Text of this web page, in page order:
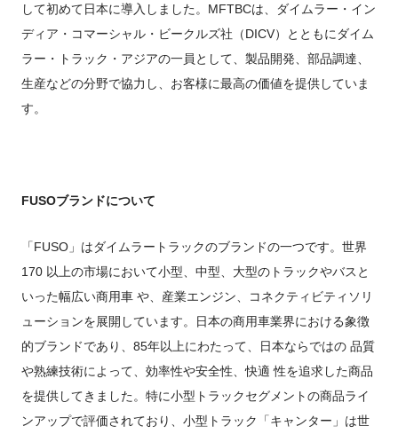
して初めて日本に導入しました。MFTBCは、ダイムラー・イン
ディア・コマーシャル・ビークルズ社（DICV）とともにダイム
ラー・トラック・アジアの一員として、製品開発、部品調達、
生産などの分野で協力し、お客様に最高の価値を提供していま
す。
FUSOブランドについて
「FUSO」はダイムラートラックのブランドの一つです。世界
170 以上の市場において小型、中型、大型のトラックやバスと
いった幅広い商用車 や、産業エンジン、コネクティビティソリ
ューションを展開しています。日本の商用車業界における象徴
的ブランドであり、85年以上にわたって、日本ならではの 品質
や熟練技術によって、効率性や安全性、快適 性を追求した商品
を提供してきました。特に小型トラックセグメントの商品ライ
ンアップで評価されており、小型トラック「キャンター」は世